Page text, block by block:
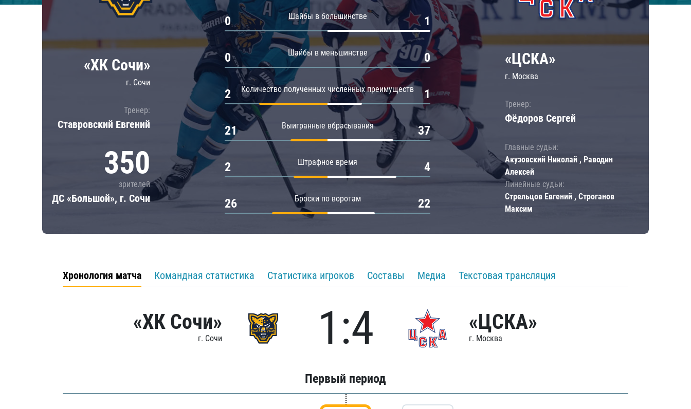
Локомотив
ЦСКА
Шанхайские Драконы
Амур
Барыс
Салават Юлаев
«ХК Сочи»
г. Сочи
Тренер:
Ставровский Евгений
350
зрителей
ДС «Большой», г. Сочи
Шайбы в большинстве
0 1
Шайбы в меньшинстве
0 0
Количество полученных численных преимуществ
2 1
Выигранные вбрасывания
21 37
Штрафное время
2 4
Броски по воротам
26 22
«ЦСКА»
г. Москва
Тренер:
Фёдоров Сергей
Главные судьи:
Акузовский Николай , Раводин
Алексей
Линейные судьи:
Стрельцов Евгений , Строганов
Максим
Хронология матча Командная статистика Статистика игроков Составы Медиа Текстовая трансляция
«ХК Сочи»
г. Сочи 1:4 «ЦСКА»
г. Москва
Первый период